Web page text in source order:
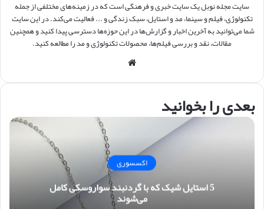
سایت مجله نوبل یک سایت خبری و فرهنگی است که در زمینه‌های مختلفی از جمله
تکنولوژی، فیلم و سینما، مد و استایل، سبک زندگی و ... فعالیت می‌کند. در این سایت
شما می‌توانید به آخرین اخبار و گزارش‌ها در این حوزه‌ها دسترسی پیدا کنید و همچنین
مقالات، نقد و بررسی فیلم‌ها، محصولات تکنولوژی و مد را مطالعه کنید.
بعدی را بخوانید
اکسسوری
5 استایل شیک که با گردنبند سواروسکی کامل
می‌شوند